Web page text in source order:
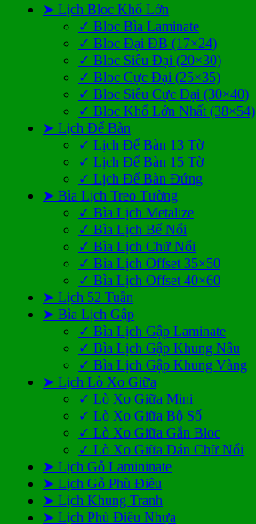
➤ Lịch Bloc Khổ Lớn
✓ Bloc Bìa Laminate
✓ Bloc Đại ĐB (17×24)
✓ Bloc Siêu Đại (20×30)
✓ Bloc Cực Đại (25×35)
✓ Bloc Siêu Cực Đại (30×40)
✓ Bloc Khổ Lớn Nhất (38×54)
➤ Lịch Để Bàn
✓ Lịch Để Bàn 13 Tờ
✓ Lịch Để Bàn 15 Tờ
✓ Lịch Để Bàn Đứng
➤ Bìa Lịch Treo Tường
✓ Bìa Lịch Metalize
✓ Bìa Lịch Bế Nổi
✓ Bìa Lịch Chữ Nổi
✓ Bìa Lịch Offset 35×50
✓ Bìa Lịch Offset 40×60
➤ Lịch 52 Tuần
➤ Bìa Lịch Gập
✓ Bìa Lịch Gập Laminate
✓ Bìa Lịch Gập Khung Nâu
✓ Bìa Lịch Gập Khung Vàng
➤ Lịch Lò Xo Giữa
✓ Lò Xo Giữa Mini
✓ Lò Xo Giữa Bộ Số
✓ Lò Xo Giữa Gắn Bloc
✓ Lò Xo Giữa Dán Chữ Nổi
➤ Lịch Gỗ Lamininate
➤ Lịch Gỗ Phù Điêu
➤ Lịch Khung Tranh
➤ Lịch Phù Điêu Nhựa